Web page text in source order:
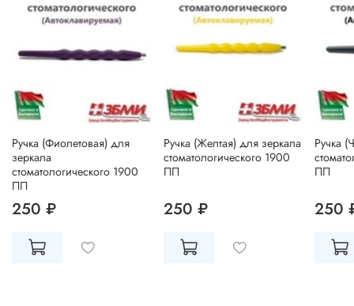
Ручка (Фиолетовая) для
зеркала
стоматологического 1900
ПП
250 ₽
Ручка (Желтая) для зеркала
стоматологического 1900
ПП
250 ₽
Ручка
ПП
250